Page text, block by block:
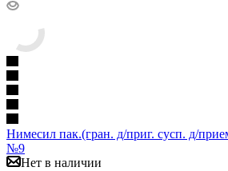
Нимесил пак.(гран. д/приг. сусп. д/
№9
Нет в наличии